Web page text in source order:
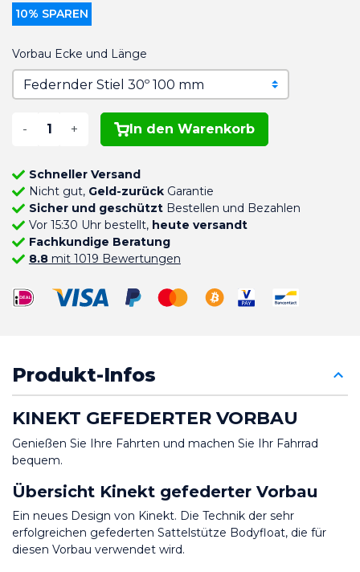
10% SPAREN
Vorbau Ecke und Länge
- + In den Warenkorb
Schneller Versand
Nicht gut, Geld-zurückGarantie
Sicher und geschütztBestellen und Bezahlen
Vor 15:30 Uhr bestellt, heute versandt
Fachkundige Beratung
8.8mit 1019 Bewertungen
Produkt-Infos
KINEKT GEFEDERTER VORBAU
Genießen Sie Ihre Fahrten und machen Sie Ihr Fahrrad
bequem.
Übersicht Kinekt gefederter Vorbau
Ein neues Design von Kinekt. Die Technik der sehr
erfolgreichen gefederten Sattelstütze Bodyfloat, die für
diesen Vorbau verwendet wird.